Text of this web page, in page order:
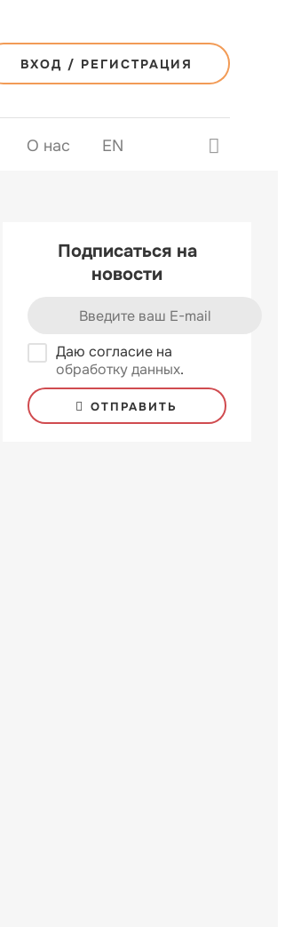
ВХОД / РЕГИСТРАЦИЯ
О нас EN
Подписаться на
новости
Даю согласие на
обработку данных.
ОТПРАВИТЬ